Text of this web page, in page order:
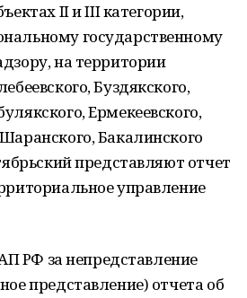
II и III категории,
государственному
на территории
Буздякского,
Ермекеевского,
Бакалинского
представляют отчет
управление
РФ за непредставление
представление) отчета об